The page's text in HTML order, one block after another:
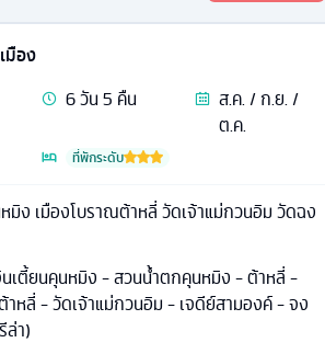
มือง
6วัน5 คืน
ส.ค. / ก.ย. /
ต.ค.
ที่พักระดับ
มิง เมืองโบราณต้าหลี่ วัดเจ้าแม่กวนอิม วัดฉง
เตี้ยนคุนหมิง - สวนน้ำตกคุนหมิง - ต้าหลี่ -
าหลี่ - วัดเจ้าแม่กวนอิม - เจดีย์สามองค์ - จง
ล่า)